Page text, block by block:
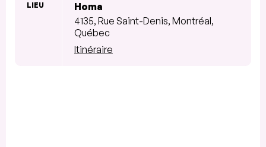
LIEU
Homa
4135, Rue Saint-Denis, Montréal,
Québec
Itinéraire